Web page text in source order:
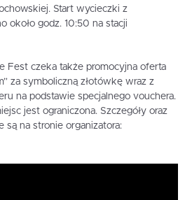
Start wycieczki z
około godz. 10:50 na stacji
Fest czeka także promocyjna oferta
za symboliczną złotówkę wraz z
na podstawie specjalnego vouchera.
jest ograniczona. Szczegóły oraz
są na stronie organizatora: